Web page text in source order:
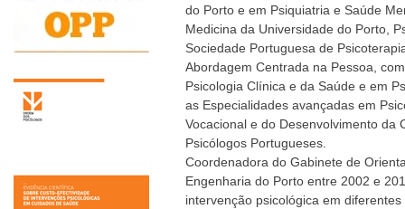
do Porto e em Psiquiatria e Saúde
Medicina da Universidade do Porto,
Sociedade Portuguesa de
Abordagem Centrada na Pessoa,
Psicologia Clínica e da Saúde e em
as Especialidades avançadas em
Vocacional e do Desenvolvimento da
Psicólogos Portugueses.
Coordenadora do Gabinete de
Engenharia do Porto entre 2002 e
intervenção psicológica em